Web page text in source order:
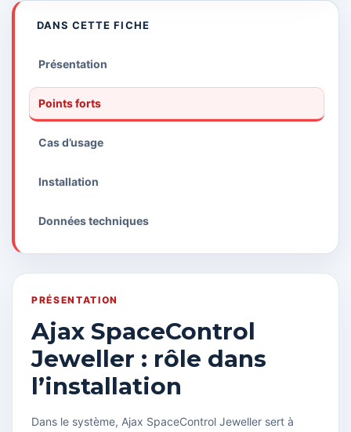
DANS CETTE FICHE
Présentation
Points forts
Cas d’usage
Installation
Données techniques
PRÉSENTATION
Ajax SpaceControl
Jeweller : rôle dans
l’installation
Dans le système, Ajax SpaceControl Jeweller sert à